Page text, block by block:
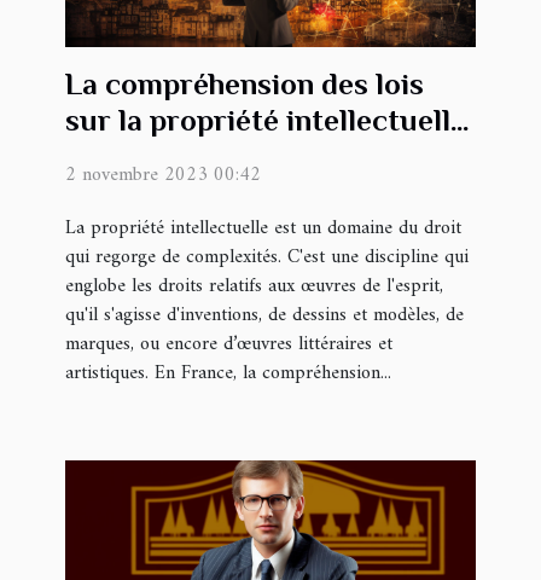
La compréhension des lois
sur la propriété intellectuelle
2 novembre 2023 00:42
La propriété intellectuelle est un domaine du droit
qui regorge de complexités. C'est une discipline qui
englobe les droits relatifs aux œuvres de l'esprit,
qu'il s'agisse d'inventions, de dessins et modèles, de
marques, ou encore d’œuvres littéraires et
artistiques. En France, la compréhension...